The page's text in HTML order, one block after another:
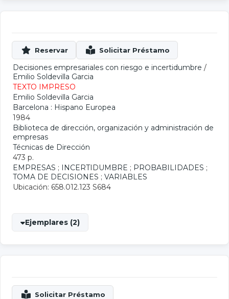
Decisiones empresariales con riesgo e incertidumbre /
Emilio Soldevilla Garcia
TEXTO IMPRESO
Emilio Soldevilla Garcia
Barcelona : Hispano Europea
1984
Biblioteca de dirección, organización y administración de
empresas
Técnicas de Dirección
473 p.
EMPRESAS ; INCERTIDUMBRE ; PROBABILIDADES ;
TOMA DE DECISIONES ; VARIABLES
Ubicación: 658.012.123 S684
Ejemplares (2)